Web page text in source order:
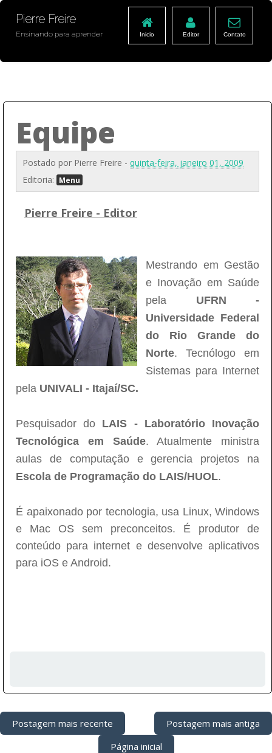
Pierre Freire
Ensinando para aprender Inicio Editor Contato
Equipe
Postado por Pierre Freire - quinta-feira, janeiro 01, 2009
Editoria:
Menu
Pierre Freire - Editor
Mestrando em Gestão
e Inovação em Saúde
pela UFRN -
Universidade Federal
do Rio Grande do
Norte. Tecnólogo em
Sistemas para Internet
pela UNIVALI - Itajaí/SC.
Pesquisador do LAIS - Laboratório Inovação
Tecnológica em Saúde. Atualmente ministra
aulas de computação e gerencia projetos na
Escola de Programação do LAIS/HUOL.
É apaixonado por tecnologia, usa Linux, Windows
e Mac OS sem preconceitos. É produtor de
conteúdo para internet e desenvolve aplicativos
para iOS e Android.
Postagem mais recente
Postagem mais antiga
Página inicial